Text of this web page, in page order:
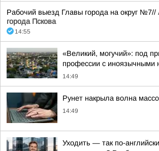
Рабочий выезд Главы города на округ №7//
города Пскова
14:55
«Великий, могучий»: под
профессии с иноязычными
14:49
Рунет накрыла волна
14:49
Уходить — так по-